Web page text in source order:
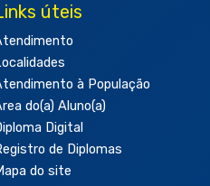
úteis
à População
do(a) Aluno(a)
Digital
de Diplomas
do site